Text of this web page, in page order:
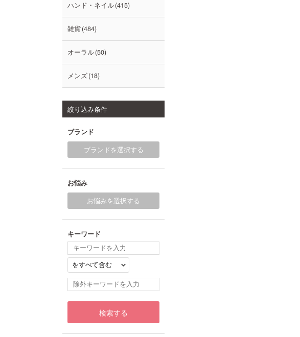
ハンド・ネイル 415
雑貨 484
オーラル 50
メンズ 18
絞り込み条件
ブランド
ブランドを選択する
お悩み
お悩みを選択する
キーワード
検索する